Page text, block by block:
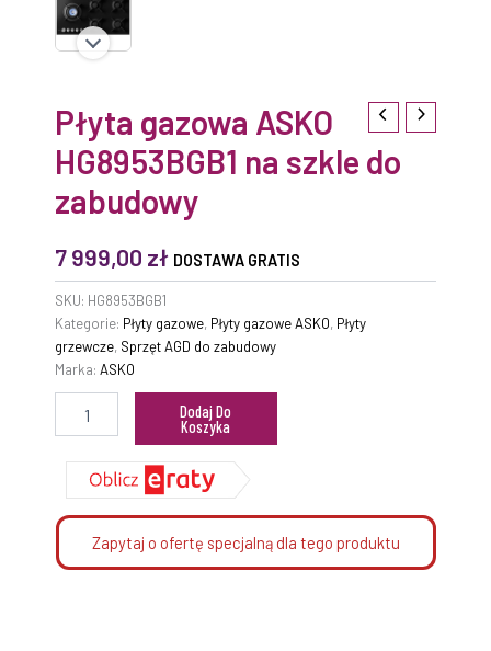
Płyta gazowa ASKO
HG8953BGB1 na szkle do
zabudowy
7 999,00 zł DOSTAWA GRATIS
SKU: HG8953BGB1
Kategorie: Płyty gazowe, Płyty gazowe ASKO, Płyty
grzewcze, Sprzęt AGD do zabudowy
Marka: ASKO
Dodaj Do
Koszyka
Zapytaj o ofertę specjalną dla tego produktu